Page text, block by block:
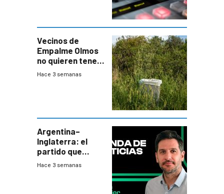
Vecinos de
Empalme Olmos
no quieren tener
cerca una planta
departamental
Hace 3 semanas
Argentina–
Inglaterra: el
partido que
nunca termina
Hace 3 semanas